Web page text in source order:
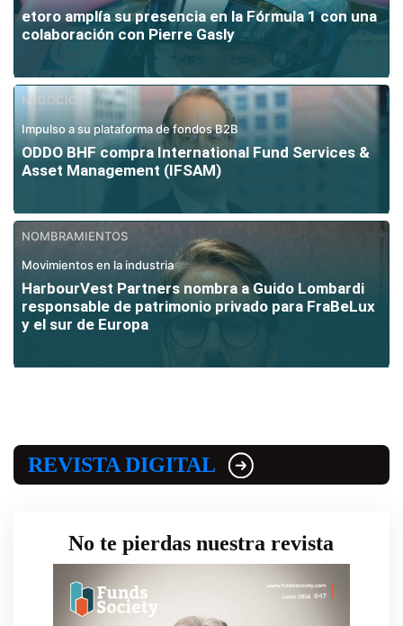
etoro amplía su presencia en la Fórmula 1 con una
colaboración con Pierre Gasly
NEGOCIO
Impulso a su plataforma de fondos B2B
ODDO BHF compra International Fund Services &
Asset Management (IFSAM)
NOMBRAMIENTOS
Movimientos en la industria
HarbourVest Partners nombra a Guido Lombardi
responsable de patrimonio privado para FraBeLux
y el sur de Europa
REVISTA DIGITAL
No te pierdas nuestra revista